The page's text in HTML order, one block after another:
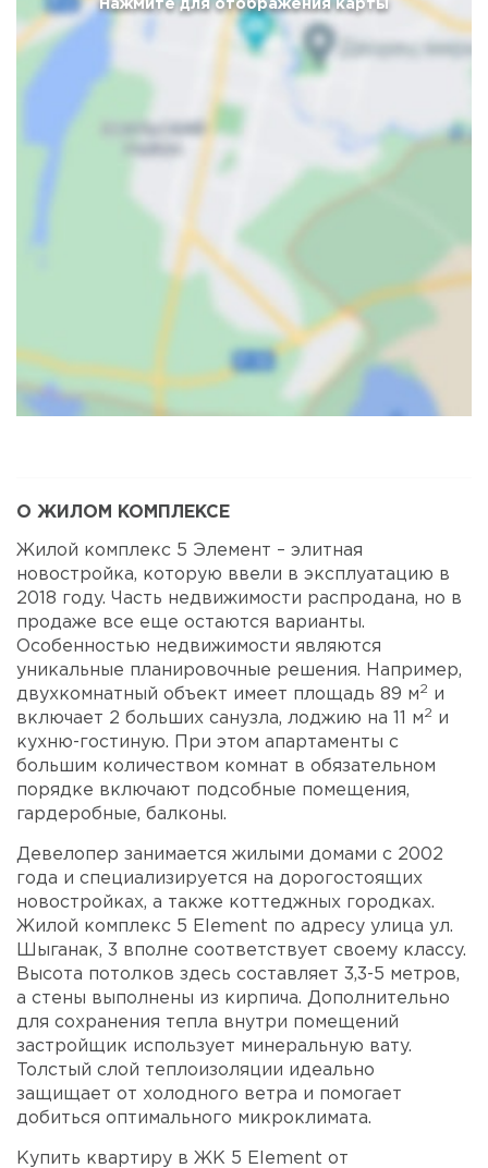
Нажмите для отображения карты
О ЖИЛОМ КОМПЛЕКСЕ
Жилой комплекс 5 Элемент – элитная
новостройка, которую ввели в эксплуатацию в
2018 году. Часть недвижимости распродана, но в
продаже все еще остаются варианты.
Особенностью недвижимости являются
уникальные планировочные решения. Например,
двухкомнатный объект имеет площадь 89 м2
и
включает 2 больших санузла, лоджию на 11 м2
и
кухню-гостиную. При этом апартаменты с
большим количеством комнат в обязательном
порядке включают подсобные помещения,
гардеробные, балконы.
Девелопер занимается жилыми домами с 2002
года и специализируется на дорогостоящих
новостройках, а также коттеджных городках.
Жилой комплекс 5 Element по адресу улица ул.
Шыганак, 3 вполне соответствует своему классу.
Высота потолков здесь составляет 3,3-5 метров,
а стены выполнены из кирпича. Дополнительно
для сохранения тепла внутри помещений
застройщик использует минеральную вату.
Толстый слой теплоизоляции идеально
защищает от холодного ветра и помогает
добиться оптимального микроклимата.
Купить квартиру в ЖК 5 Element от